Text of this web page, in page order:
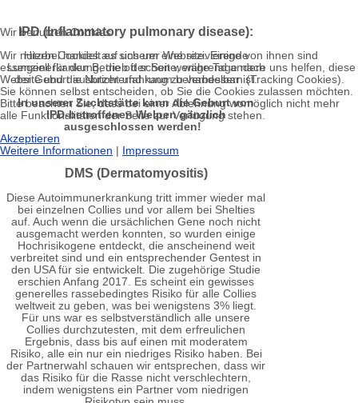
IPD (Inflammatory pulmonary disease):
Hierbei handelt es sich um eine rezivierende
Lungenerkankung, die oft schon wenige Tage nach
der Geburt ausbricht und kaum behandelbar ist.
In unserer Zuchtstätte kann die Geburt von
IPD-betroffenen Welpen gänzlich
ausgeschlossen werden!
DMS (Dermatomyositis)
Diese Autoimmunerkrankung tritt immer wieder mal
bei einzelnen Collies und vor allem bei Shelties
auf. Auch wenn die ursächlichen Gene noch nicht
ausgemacht werden konnten, so wurden einige
Hochrisikogene entdeckt, die anscheinend weit
verbreitet sind und ein entsprechender Gentest in
den USA für sie entwickelt. Die zugehörige Studie
erschien Anfang 2017. Es scheint ein gewisses
generelles rassebedingtes Risiko für alle Collies
weltweit zu geben, was bei wenigstens 3% liegt.
Für uns war es selbstverständlich alle unsere
Collies durchzutesten, mit dem erfreulichen
Ergebnis, dass bis auf einen mit moderatem
Risiko, alle ein nur ein niedriges Risiko haben. Bei
der Partnerwahl schauen wir entsprechen, dass wir
das Risiko für die Rasse nicht verschlechtern,
indem wenigstens ein Partner vom niedrigen
Wir benutzen Cookies
Wir nutzen Cookies auf unserer Website. Einige von ihnen sind
essenziell für den Betrieb der Seite, während andere uns helfen, diese
Website und die Nutzererfahrung zu verbessern (Tracking Cookies).
Sie können selbst entscheiden, ob Sie die Cookies zulassen möchten.
Bitte beachten Sie, dass bei einer Ablehnung womöglich nicht mehr
alle Funktionalitäten der Seite zur Verfügung stehen.
Akzeptieren
Weitere Informationen | Impressum